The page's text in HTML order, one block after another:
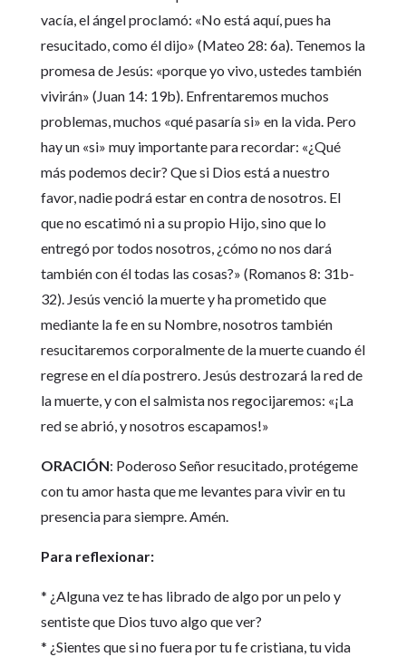
vacía, el ángel proclamó: «No está aquí, pues ha
resucitado, como él dijo» (Mateo 28: 6a). Tenemos la
promesa de Jesús: «porque yo vivo, ustedes también
vivirán» (Juan 14: 19b). Enfrentaremos muchos
problemas, muchos «qué pasaría si» en la vida. Pero
hay un «si» muy importante para recordar: «¿Qué
más podemos decir? Que si Dios está a nuestro
favor, nadie podrá estar en contra de nosotros. El
que no escatimó ni a su propio Hijo, sino que lo
entregó por todos nosotros, ¿cómo no nos dará
también con él todas las cosas?» (Romanos 8: 31b-
32). Jesús venció la muerte y ha prometido que
mediante la fe en su Nombre, nosotros también
resucitaremos corporalmente de la muerte cuando él
regrese en el día postrero. Jesús destrozará la red de
la muerte, y con el salmista nos regocijaremos: «¡La
red se abrió, y nosotros escapamos!»
ORACIÓN: Poderoso Señor resucitado, protégeme
con tu amor hasta que me levantes para vivir en tu
presencia para siempre. Amén.
Para reflexionar:
* ¿Alguna vez te has librado de algo por un pelo y
sentiste que Dios tuvo algo que ver?
* ¿Sientes que si no fuera por tu fe cristiana, tu vida